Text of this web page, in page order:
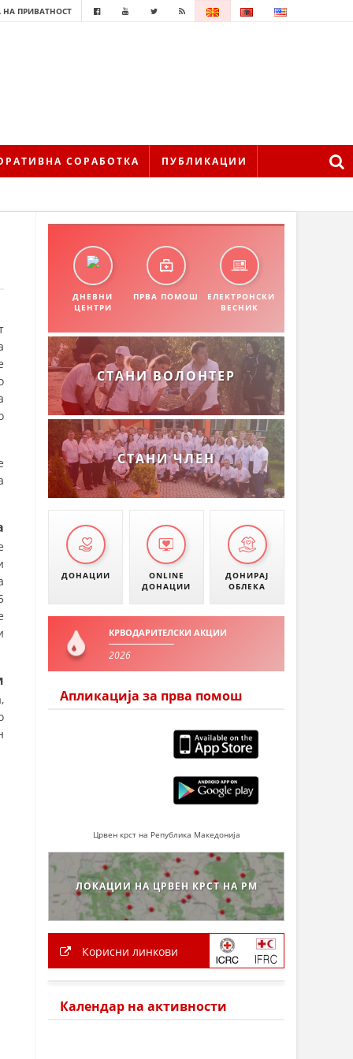
ПРИВАТНОСТ
СОРАБОТКА ПУБЛИКАЦИИ
ДНЕВНИ
ЦЕНТРИ
ПРВА ПОМОШ
ЕЛЕКТРОНСКИ
ВЕСНИК
СТАНИ ВОЛОНТЕР
СТАНИ ЧЛЕН
ДОНАЦИИ
ONLINE
ДОНАЦИИ
ДОНИРАЈ
ОБЛЕКА
КРВОДАРИТЕЛСКИ АКЦИИ
2026
Апликација за прва помош
Црвен крст на Република Македонија
ЛОКАЦИИ НА ЦРВЕН КРСТ НА РМ
Корисни линкови
Календар на активности